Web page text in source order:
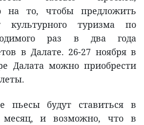
на то, чтобы предложить
туризма по
раз в два года
в Далате. 26-27 ноября в
Далата можно приобрести
пьесы будут ставиться в
месяц, и возможно, что в